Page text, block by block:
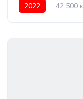
2022 42 500